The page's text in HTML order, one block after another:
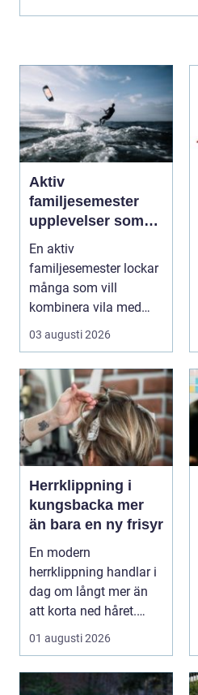
Aktiv
familjesemester
upplevelser som
alla i familjen
minns
En aktiv
familjesemester lockar
många som vill
kombinera vila med
rörelse, gemenskap och
03 augusti 2026
Herrklippning i
kungsbacka mer
än bara en ny frisyr
En modern
herrklippning handlar i
dag om långt mer än
att korta ned håret.
Många män vill ha en
01 augusti 2026